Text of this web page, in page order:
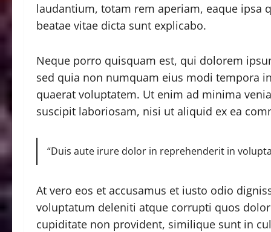
laudantium, totam rem aperiam, eaque ipsa
beatae vitae dicta sunt explicabo.
Neque porro quisquam est, qui dolorem
sed quia non numquam eius modi tempora
quaerat voluptatem. Ut enim ad minima
suscipit laboriosam, nisi ut aliquid ex ea
“Duis aute irure dolor in reprehenderit in
At vero eos et accusamus et iusto odio
voluptatum deleniti atque corrupti quos
cupiditate non provident, similique sunt in